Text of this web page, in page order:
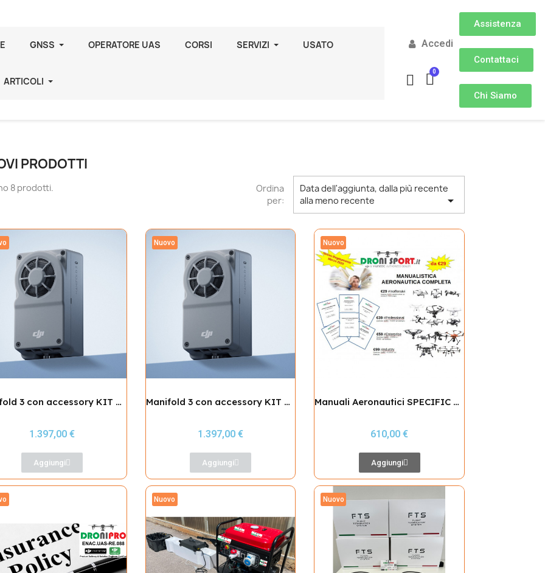
GNSS OPERATORE UAS CORSI SERVIZI USATO
ARTICOLI
Accedi
Assistenza
Contattaci
Chi Siamo
PRODOTTI
8 prodotti.
Ordina
per:
Data dell'aggiunta, dalla più recente
alla meno recente

Manifold 3 con accessory KIT per Matrice 4
1.397,00 €
Aggiungi
Nuovo
Manifold 3 con accessory KIT per M400
1.397,00 €
Aggiungi
Nuovo
Manuali Aeronautici SPECIFIC / EASA / STS01-02 EU
610,00 €
Aggiungi
Nuovo Nuovo